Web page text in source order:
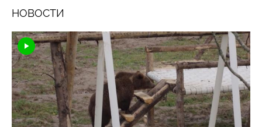
НОВОСТИ